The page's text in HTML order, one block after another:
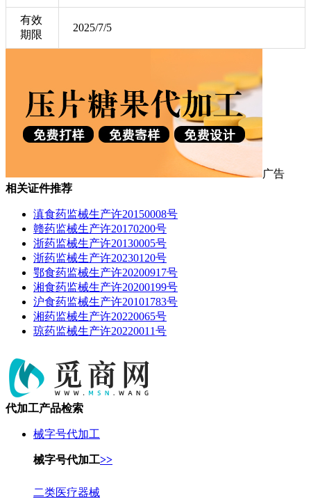
有效
期限
2025/7/5
广告
相关证件推荐
滇食药监械生产许20150008号
赣药监械生产许20170200号
浙药监械生产许20130005号
浙药监械生产许20230120号
鄂食药监械生产许20200917号
湘食药监械生产许20200199号
沪食药监械生产许20101783号
湘药监械生产许20220065号
琼药监械生产许20220011号
代加工产品检索
械字号代加工
械字号代加工>>
二类医疗器械